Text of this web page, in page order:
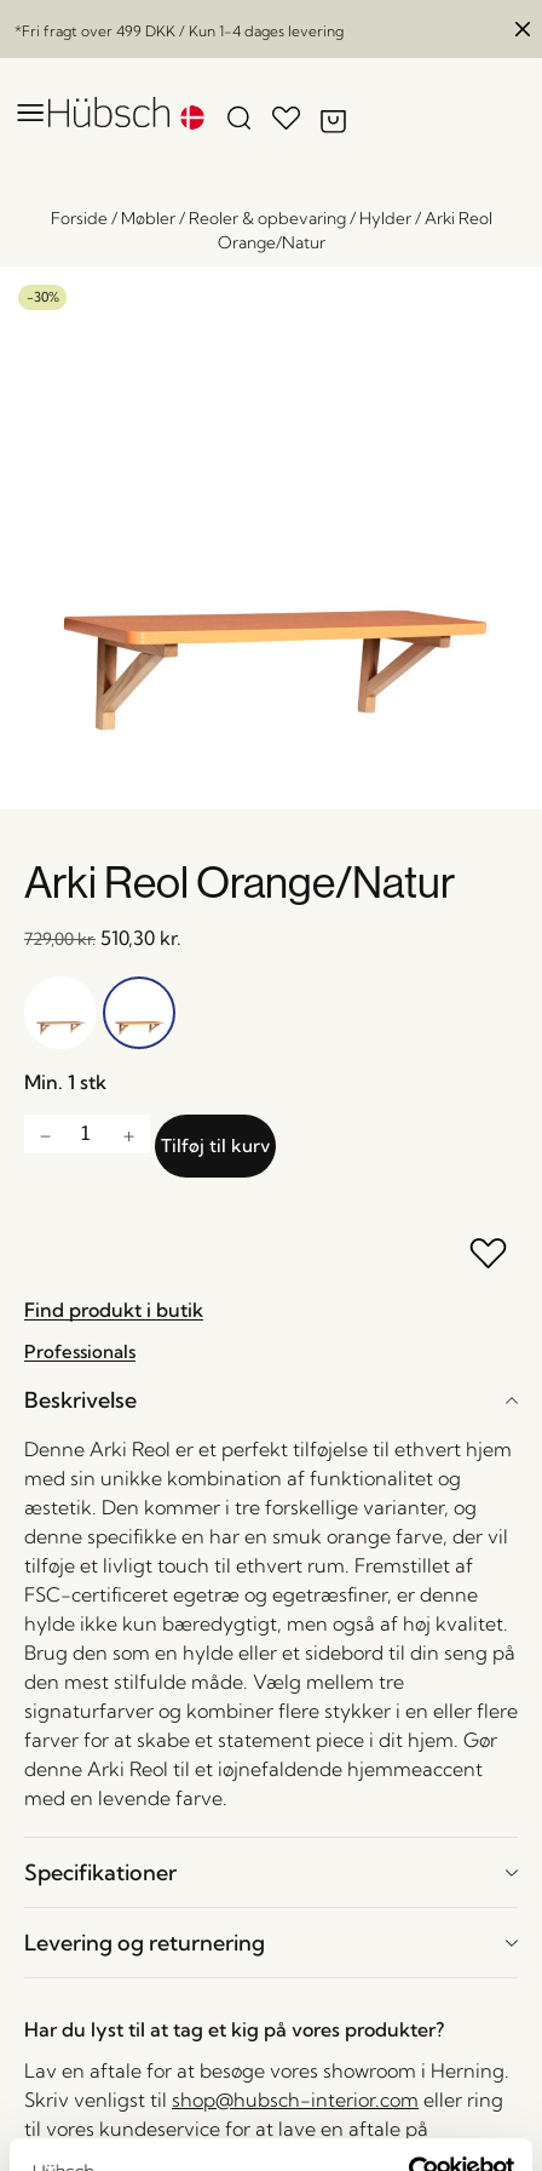
*Fri fragt over 499 DKK / Kun 1-4 dages levering
Forside/ Møbler/ Reoler & opbevaring/ Hylder/ Arki Reol
Orange/Natur
-30%
Arki Reol Orange/Natur
729,00kr. 510,30 kr.
Min. 1 stk
Tilføj til kurv
Find produkt i butik
Professionals
Beskrivelse
Denne Arki Reol er et perfekt tilføjelse til ethvert hjem
med sin unikke kombination af funktionalitet og
æstetik. Den kommer i tre forskellige varianter, og
denne specifikke en har en smuk orange farve, der vil
tilføje et livligt touch til ethvert rum. Fremstillet af
FSC-certificeret egetræ og egetræsfiner, er denne
hylde ikke kun bæredygtigt, men også af høj kvalitet.
Brug den som en hylde eller et sidebord til din seng på
den mest stilfulde måde. Vælg mellem tre
signaturfarver og kombiner flere stykker i en eller flere
farver for at skabe et statement piece i dit hjem. Gør
denne Arki Reol til et iøjnefaldende hjemmeaccent
med en levende farve.
Specifikationer
Levering og returnering
Har du lyst til at tag et kig på vores produkter?
Lav en aftale for at besøge vores showroom i Herning.
Skriv venligst til shop@hubsch-interior.com eller ring
til vores kundeservice for at lave en aftale på
nummeret